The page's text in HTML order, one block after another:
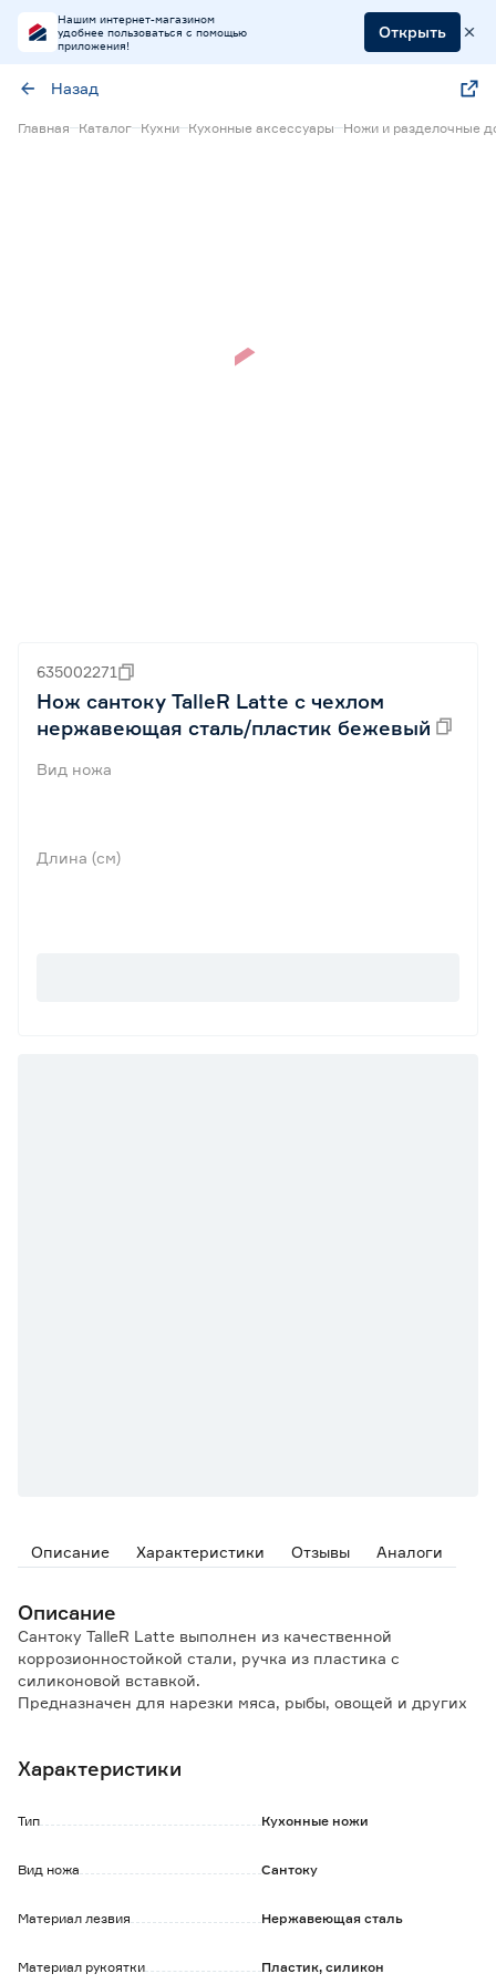
Нашим интернет-магазином
удобнее пользоваться с помощью
приложения!
Открыть
Назад
Главная Каталог Кухни Кухонные аксессуары Ножи и разделочные
635002271
Нож сантоку TalleR Latte с чехлом
нержавеющая сталь/пластик бежевый
Вид ножа
Длина (см)
Описание Характеристики Отзывы Аналоги
Описание
Сантоку TalleR Latte выполнен из качественной
коррозионностойкой стали, ручка из пластика с
силиконовой вставкой.
Предназначен для нарезки мяса, рыбы, овощей и других
Особенности и преимущества:
- лезвие долго сохранит заточку;
- в комплекте чехол для хранения из твердого
- надежная конструкция;
- не боится влаги и горячей воды.
Характеристики
Тип Кухонные ножи
Вид ножа Сантоку
Материал лезвия Нержавеющая сталь
Материал рукоятки Пластик, силикон